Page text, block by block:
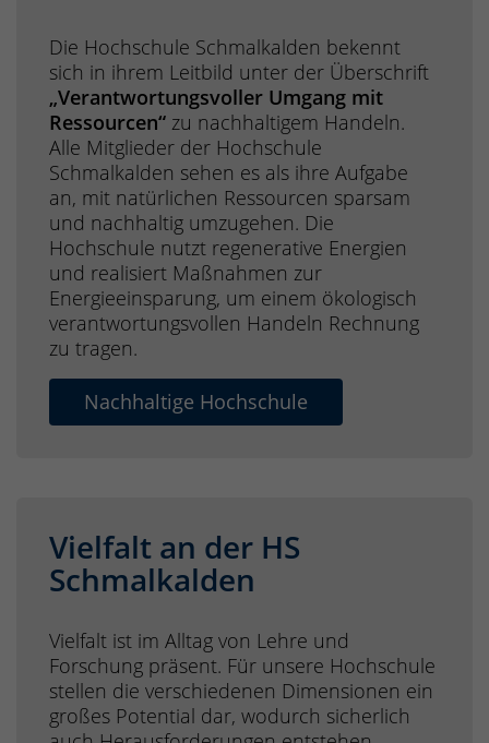
Die Hochschule Schmalkalden bekennt
sich in ihrem Leitbild unter der Überschrift
„Verantwortungsvoller Umgang mit
Ressourcen“ zu nachhaltigem Handeln.
Alle Mitglieder der Hochschule
Schmalkalden sehen es als ihre Aufgabe
an, mit natürlichen Ressourcen sparsam
und nachhaltig umzugehen. Die
Hochschule nutzt regenerative Energien
und realisiert Maßnahmen zur
Energieeinsparung, um einem ökologisch
verantwortungsvollen Handeln Rechnung
zu tragen.
Nachhaltige Hochschule
Vielfalt an der HS
Schmalkalden
Vielfalt ist im Alltag von Lehre und
Forschung präsent. Für unsere Hochschule
stellen die verschiedenen Dimensionen ein
großes Potential dar, wodurch sicherlich